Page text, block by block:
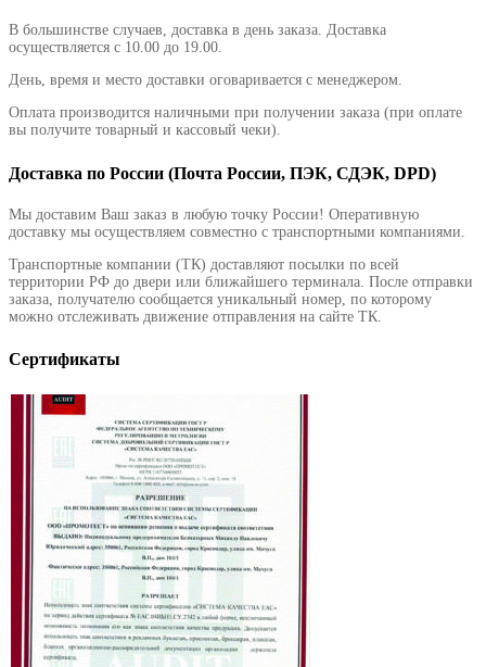
В большинстве случаев, доставка в день заказа. Доставка
осуществляется с 10.00 до 19.00.
День, время и место доставки оговаривается с менеджером.
Оплата производится наличными при получении заказа (при оплате
вы получите товарный и кассовый чеки).
Доставка по России (Почта России, ПЭК, СДЭК, DPD)
Мы доставим Ваш заказ в любую точку России! Оперативную
доставку мы осуществляем совместно с транспортными компаниями.
Транспортные компании (ТК) доставляют посылки по всей
территории РФ до двери или ближайшего терминала. После отправки
заказа, получателю сообщается уникальный номер, по которому
можно отслеживать движение отправления на сайте ТК.
Сертификаты